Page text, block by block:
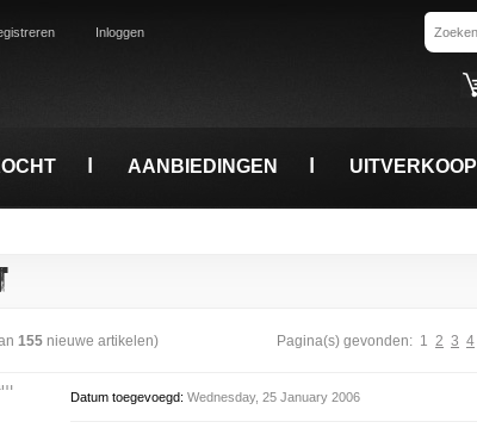
Inloggen
AANBIEDINGEN UITVERKOOP
155 nieuwe artikelen) Pagina(s) gevonden: 1 2 3 4
Datum toegevoegd: Wednesday, 25 January 2006